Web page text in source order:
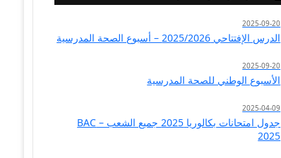
2025-09-20
الدرس الإفتتاحي 2025/2026 – أسبوع الصحة المدرسية
2025-09-20
الأسبوع الوطني للصحة المدرسية
2025-04-09
جدول امتحانات بكالوريا 2025 جميع الشعب – BAC
2025